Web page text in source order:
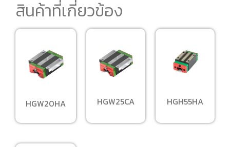
สินค้าที่เกี่ยวข้อง
HGW20HA HGW25CA HGH55HA